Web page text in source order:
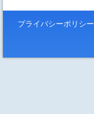
プライバシーポリシー